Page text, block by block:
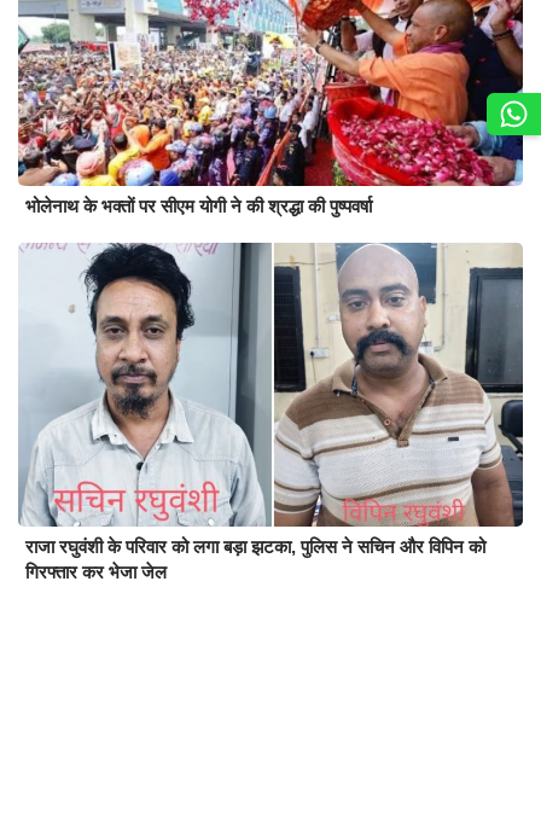
भोलेनाथ के भक्तों पर सीएम योगी ने की श्रद्धा की पुष्पवर्षा
राजा रघुवंशी के परिवार को लगा बड़ा झटका, पुलिस ने सचिन और विपिन को
गिरफ्तार कर भेजा जेल